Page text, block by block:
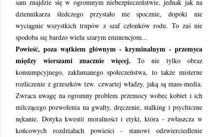
sam znajdzie się w ogromnym niebezpieczeństwie, jednak jak na
dziennikarza śledczego przystało nie spocznie, dopóki nie
wyciągnie wszystkich trupów z szaf członków rodu. To zaś nie
spodoba się bardzo wielu szarym eminencjom...
Powieść, poza wątkiem głównym - kryminalnym - przemyca
między wierszami znacznie więcej.To nie tylko obraz
konsumpcyjnego, zakłamanego społeczeństwa, to także misterne
rozliczenie z grzeszków tzw. czwartej władzy, jaką są mass-media.
Zwraca uwagę na ogromny problem przemocy wobec kobiet i ich
milczącego pozwolenia na gwałty, dręczenie, stalking i psychiczne
nękanie. Dotyka kwestii moralności i etyki, która - zwłaszcza w
końcowych rozdziałach powieści - stanowi odzwierciedlenie